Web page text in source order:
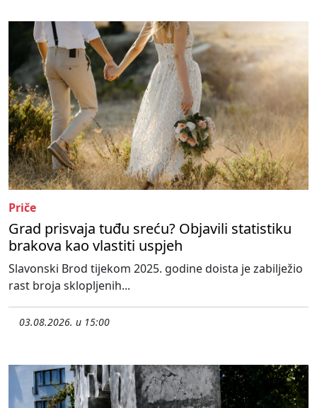
Priče
Grad prisvaja tuđu sreću? Objavili statistiku
brakova kao vlastiti uspjeh
Slavonski Brod tijekom 2025. godine doista je zabilježio
rast broja sklopljenih...
03.08.2026. u 15:00